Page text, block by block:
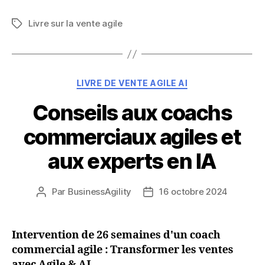
Étiquettes
Livre sur la vente agile
Catégories
LIVRE DE VENTE AGILE AI
Conseils aux coachs
commerciaux agiles et
aux experts en IA
Auteur
Par BusinessAgility
Date16 octobre 2024
Intervention de 26 semaines d'un coach
commercial agile : Transformer les ventes